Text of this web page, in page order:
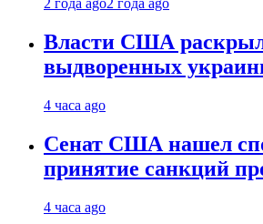
2 года ago2 года ago
Власти США
выдворенных
4 часа ago
Сенат США нашел
принятие санкций
4 часа ago